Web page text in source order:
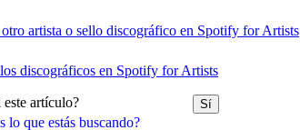
lo que estás buscando?
artista o sello discográfico en Spotify for Artists
discográficos en Spotify for Artists
artículo? Sí